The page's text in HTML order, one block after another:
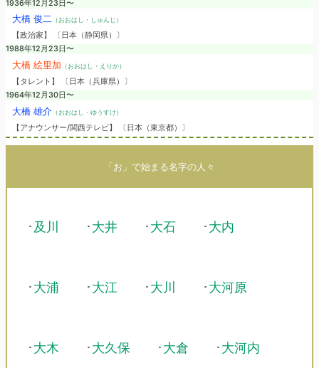
1936年12月23日〜
大橋 俊二（おおはし・しゅんじ）
【政治家】 〔日本（静岡県）〕
1988年12月23日〜
大橋 絵里加 （おおはし・えりか）
【タレント】 〔日本（兵庫県）〕
1964年12月30日〜
大橋 雄介（おおはし・ゆうすけ）
【アナウンサー/関西テレビ】 〔日本（東京都）〕
「お」で始まる名字の人々
･ 及川 ･大井 ･大石 ･大内
･大浦 ･大江 ･大川 ･大河原
･大木 ･大久保 ･大倉 ･大河内